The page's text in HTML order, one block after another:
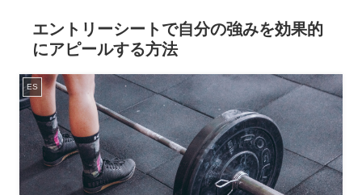
エントリーシートで自分の強みを効果的
にアピールする方法
ES